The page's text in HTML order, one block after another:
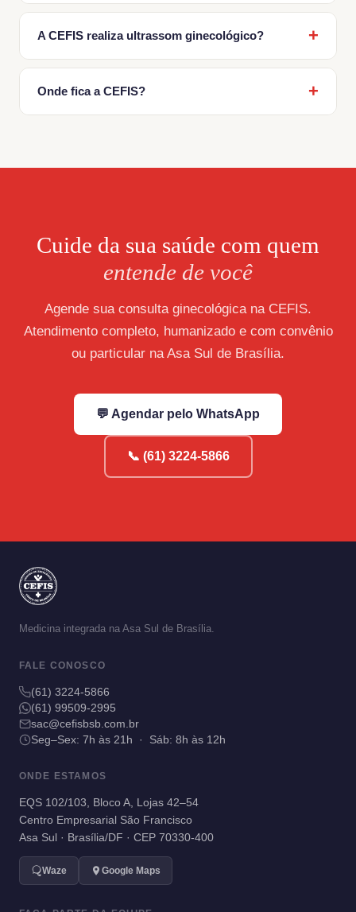
A CEFIS realiza ultrassom ginecológico?
Onde fica a CEFIS?
Cuide da sua saúde com quem
entende de você
Agende sua consulta ginecológica na CEFIS.
Atendimento completo, humanizado e com convênio
ou particular na Asa Sul de Brasília.
💬 Agendar pelo WhatsApp
📞 (61) 3224-5866
Medicina integrada na Asa Sul de Brasília.
FALE CONOSCO
(61) 3224-5866
(61) 99509-2995
sac@cefisbsb.com.br
Seg–Sex: 7h às 21h · Sáb: 8h às 12h
ONDE ESTAMOS
EQS 102/103, Bloco A, Lojas 42–54
Centro Empresarial São Francisco
Asa Sul · Brasília/DF · CEP 70330-400
Waze Google Maps